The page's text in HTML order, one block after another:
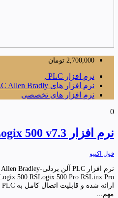
2,700,000 تومان
نرم افزار PLC ,
نرم افزار های PLC Allen Bradly ,
نرم افزار های تخصصی
0
نرم افزار RsLogix 500 v7.3
فول اکتیو
مهم...